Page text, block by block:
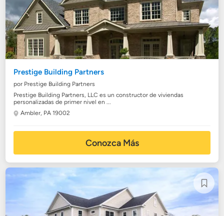
Prestige Building Partners
por Prestige Building Partners
Prestige Building Partners, LLC es un constructor de viviendas
personalizadas de primer nivel en ...
Ambler, PA 19002
Conozca Más